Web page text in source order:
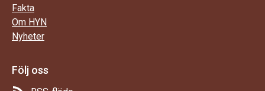
Fakta
Om HYN
Nyheter
Följ oss